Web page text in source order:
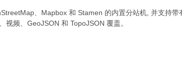
、Mapbox 和 Stamen 的内置分站机, 并支持
视频、GeoJSON 和 TopoJSON 覆盖。